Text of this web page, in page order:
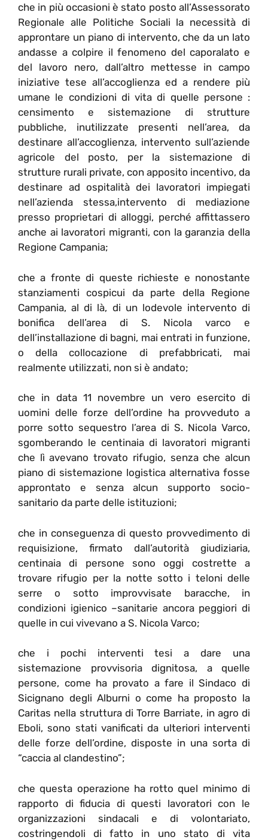
che in più occasioni è stato posto all’Assessorato
Regionale alle Politiche Sociali la necessità di
approntare un piano di intervento, che da un lato
andasse a colpire il fenomeno del caporalato e
del lavoro nero, dall’altro mettesse in campo
iniziative tese all’accoglienza ed a rendere più
umane le condizioni di vita di quelle persone :
censimento e sistemazione di strutture
pubbliche, inutilizzate presenti nell’area, da
destinare all’accoglienza, intervento sull’aziende
agricole del posto, per la sistemazione di
strutture rurali private, con apposito incentivo, da
destinare ad ospitalità dei lavoratori impiegati
nell’azienda stessa,intervento di mediazione
presso proprietari di alloggi, perché affittassero
anche ai lavoratori migranti, con la garanzia della
Regione Campania;
che a fronte di queste richieste e nonostante
stanziamenti cospicui da parte della Regione
Campania, al di là, di un lodevole intervento di
bonifica dell’area di S. Nicola varco e
dell’installazione di bagni, mai entrati in funzione,
o della collocazione di prefabbricati, mai
realmente utilizzati, non si è andato;
che in data 11 novembre un vero esercito di
uomini delle forze dell’ordine ha provveduto a
porre sotto sequestro l’area di S. Nicola Varco,
sgomberando le centinaia di lavoratori migranti
che lì avevano trovato rifugio, senza che alcun
piano di sistemazione logistica alternativa fosse
approntato e senza alcun supporto socio-
sanitario da parte delle istituzioni;
che in conseguenza di questo provvedimento di
requisizione, firmato dall’autorità giudiziaria,
centinaia di persone sono oggi costrette a
trovare rifugio per la notte sotto i teloni delle
serre o sotto improvvisate baracche, in
condizioni igienico –sanitarie ancora peggiori di
quelle in cui vivevano a S. Nicola Varco;
che i pochi interventi tesi a dare una
sistemazione provvisoria dignitosa, a quelle
persone, come ha provato a fare il Sindaco di
Sicignano degli Alburni o come ha proposto la
Caritas nella struttura di Torre Barriate, in agro di
Eboli, sono stati vanificati da ulteriori interventi
delle forze dell’ordine, disposte in una sorta di
“caccia al clandestino”;
che questa operazione ha rotto quel minimo di
rapporto di fiducia di questi lavoratori con le
organizzazioni sindacali e di volontariato,
costringendoli di fatto in uno stato di vita